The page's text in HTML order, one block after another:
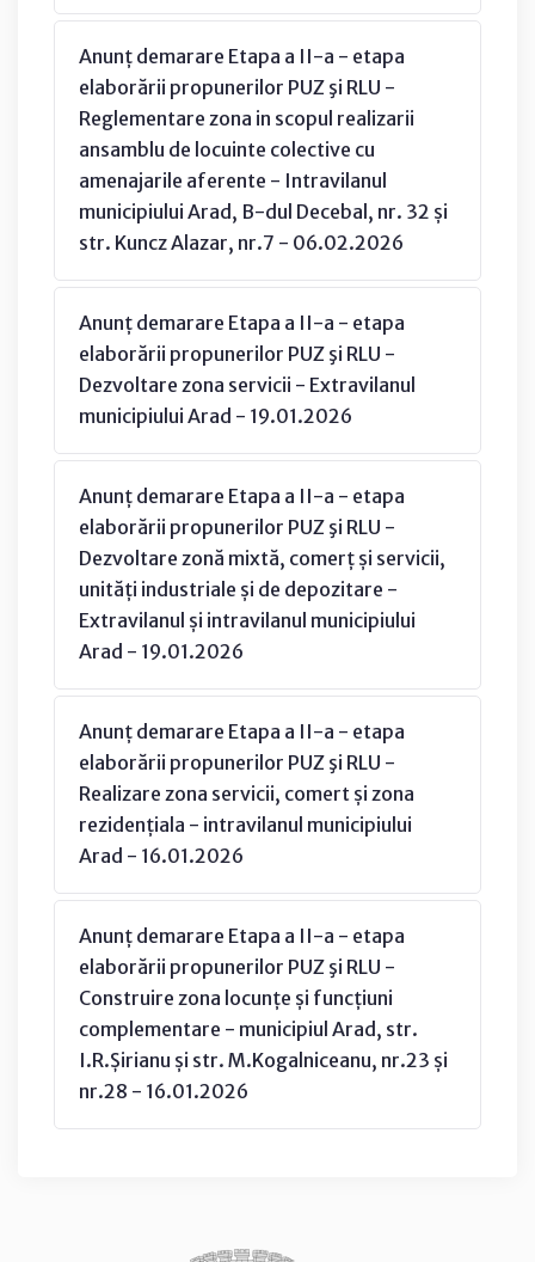
Anunț demarare Etapa a II-a - etapa
elaborării propunerilor PUZ şi RLU -
Reglementare zona in scopul realizarii
ansamblu de locuinte colective cu
amenajarile aferente - Intravilanul
municipiului Arad, B-dul Decebal, nr. 32 și
str. Kuncz Alazar, nr.7 - 06.02.2026
Anunț demarare Etapa a II-a - etapa
elaborării propunerilor PUZ şi RLU -
Dezvoltare zona servicii - Extravilanul
municipiului Arad - 19.01.2026
Anunț demarare Etapa a II-a - etapa
elaborării propunerilor PUZ şi RLU -
Dezvoltare zonă mixtă, comerț și servicii,
unități industriale și de depozitare -
Extravilanul și intravilanul municipiului
Arad - 19.01.2026
Anunț demarare Etapa a II-a - etapa
elaborării propunerilor PUZ şi RLU -
Realizare zona servicii, comert și zona
rezidențiala - intravilanul municipiului
Arad - 16.01.2026
Anunț demarare Etapa a II-a - etapa
elaborării propunerilor PUZ şi RLU -
Construire zona locunțe și funcțiuni
complementare - municipiul Arad, str.
I.R.Șirianu și str. M.Kogalniceanu, nr.23 și
nr.28 - 16.01.2026